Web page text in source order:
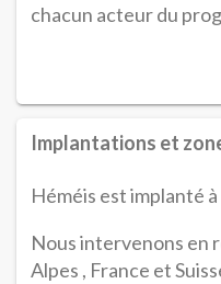
chacun acteur du
Implantations et
Héméis est implanté
Nous intervenons en
Alpes , France et